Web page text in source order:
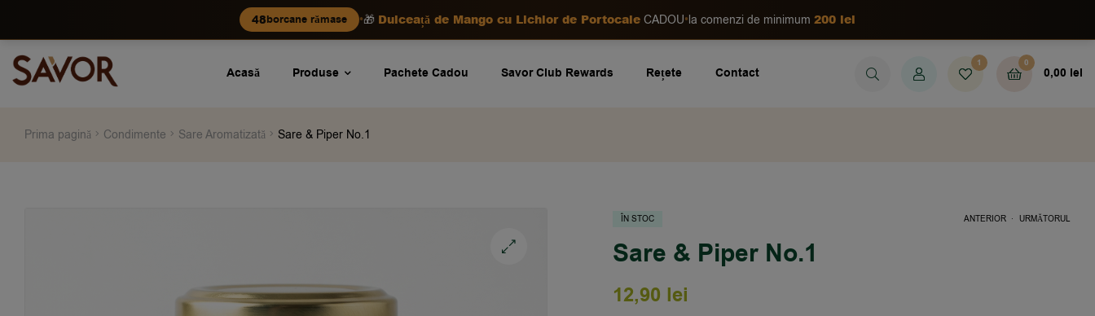
48borcane rămase •🎁 Dulceață de Mango cu Lichior de Portocale CADOU•la comenzi de minimum 200 lei
Acasă Produse Pachete Cadou Savor Club Rewards Rețete Contact
1 0
0,00 lei
Prima pagină Condimente Sare Aromatizată Sare & Piper No.1
ANTERIOR . URMĂTORUL
ÎN STOC
Sare & Piper No.1
12,90 lei